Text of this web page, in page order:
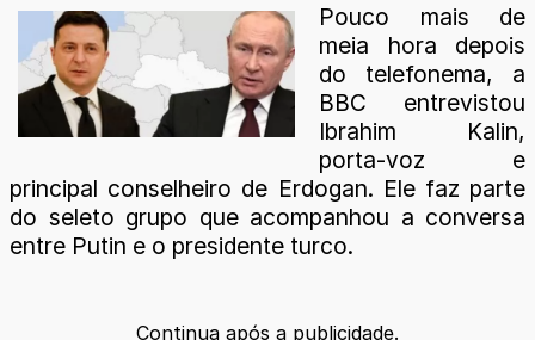
Pouco mais de
meia hora depois
do telefonema, a
BBC entrevistou
Ibrahim Kalin,
porta-voz e
principal conselheiro de Erdogan. Ele faz parte
do seleto grupo que acompanhou a conversa
entre Putin e o presidente turco.
Continua após a publicidade.